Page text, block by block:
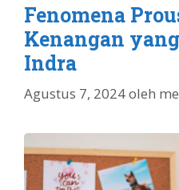
Fenomena
Kenangan
Indra
Agustus 7, 2024oleh